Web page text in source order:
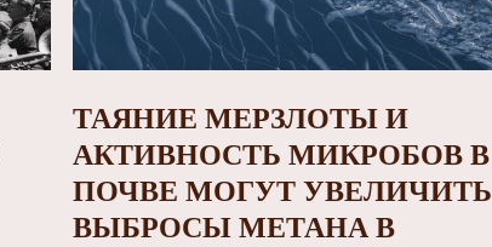
ТАЯНИЕ МЕРЗЛОТЫ И
АКТИВНОСТЬ МИКРОБОВ В
ПОЧВЕ МОГУТ УВЕЛИЧИТЬ
ВЫБРОСЫ МЕТАНА В